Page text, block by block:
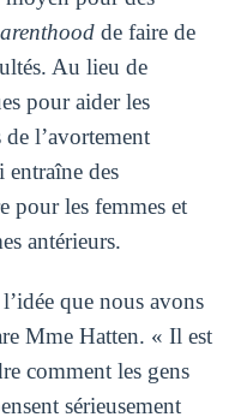
de faire de
Au lieu de
pour aider les
l’avortement
entraîne des
pour les femmes et
antérieurs.
que nous avons
Mme Hatten. « Il est
comment les gens
sérieusement